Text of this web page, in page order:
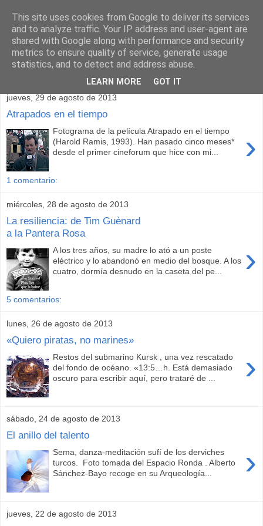
jueves, 29 de agosto de 2013
Atrapados en el tiempo
›
Fotograma de la película Atrapado en el tiempo
(Harold Ramis, 1993). Han pasado cinco meses*
desde el primer cineforum que hice con mi...
1 comentario:
miércoles, 28 de agosto de 2013
La resiliencia: de Tim Guènard
a la Pantera Rosa
›
A los tres años, su madre lo ató a un poste
eléctrico y lo abandonó en medio del bosque. A los
cuatro, dormía desnudo en la caseta del pe...
5 comentarios:
lunes, 26 de agosto de 2013
«Quiero piratas, no marines»
›
Restos del submarino Kursk , una vez rescatado
del fondo de océano. «13:5…h. Está demasiado
oscuro para escribir aquí, pero trataré de ...
sábado, 24 de agosto de 2013
El anillo del talento
›
Sema, danza-meditación sufí de los derviches
turcos. Foto tomada del Espacio Ronda . Alberto
Sánchez-Bayo recoge en su Arqueología...
jueves, 22 de agosto de 2013
This site uses cookies from Google to deliver its services
and to analyze traffic. Your IP address and user-agent are
shared with Google along with performance and security
metrics to ensure quality of service, generate usage
statistics, and to detect and address abuse.
LEARN MORE GOT IT